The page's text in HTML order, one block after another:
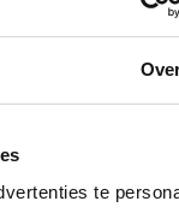
te
3.300.
25% erfbelasting
aan 3% te
zou zijn.